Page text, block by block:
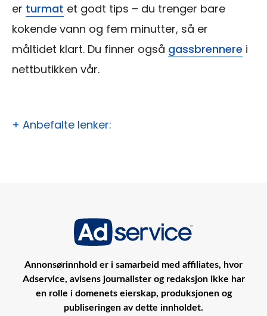
er turmat et godt tips – du trenger bare
kokende vann og fem minutter, så er
måltidet klart. Du finner også gassbrennere i
nettbutikken vår.
+ Anbefalte lenker:
Annonsørinnhold er i samarbeid med affiliates, hvor
Adservice, avisens journalister og redaksjon ikke har
en rolle i domenets eierskap, produksjonen og
publiseringen av dette innholdet.